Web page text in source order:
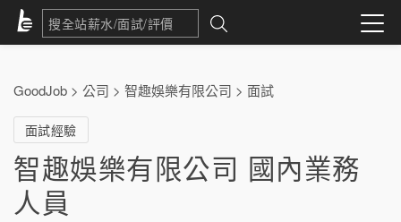
GoodJob > 公司 > 智趣娛樂有限公司 > 面試
面試經驗
智趣娛樂有限公司 國內業務
人員